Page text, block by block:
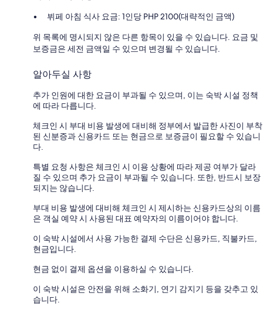
뷔페 아침 식사 요금: 1인당 PHP 2100(대략적인 금액)
위 목록에 명시되지 않은 다른 항목이 있을 수 있습니다. 요금 및
보증금은 세전 금액일 수 있으며 변경될 수 있습니다.
알아두실 사항
추가 인원에 대한 요금이 부과될 수 있으며, 이는 숙박 시설 정책
에 따라 다릅니다.
체크인 시 부대 비용 발생에 대비해 정부에서 발급한 사진이 부착
된 신분증과 신용카드 또는 현금으로 보증금이 필요할 수 있습니
다.
특별 요청 사항은 체크인 시 이용 상황에 따라 제공 여부가 달라
질 수 있으며 추가 요금이 부과될 수 있습니다. 또한, 반드시 보장
되지는 않습니다.
부대 비용 발생에 대비해 체크인 시 제시하는 신용카드상의 이름
은 객실 예약 시 사용된 대표 예약자의 이름이어야 합니다.
이 숙박 시설에서 사용 가능한 결제 수단은 신용카드, 직불카드,
현금입니다.
현금 없이 결제 옵션을 이용하실 수 있습니다.
이 숙박 시설은 안전을 위해 소화기, 연기 감지기 등을 갖추고 있
습니다.